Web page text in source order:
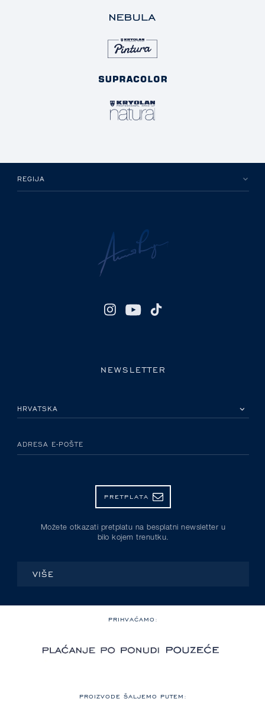
REGIJA
NEWSLETTER
ADRESA E-POŠTE
PRETPLATA
Možete otkazati pretplatu na besplatni newsletter u
bilo kojem trenutku.
VIŠE
PRIHVAĆAMO:
PROIZVODE ŠALJEMO PUTEM: